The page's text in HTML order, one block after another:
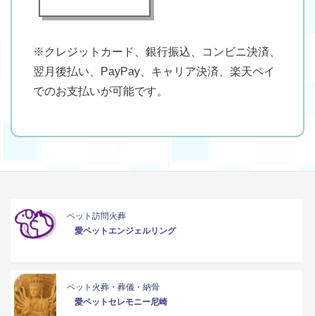
※クレジットカード、銀行振込、コンビニ決済、
翌月後払い、PayPay、キャリア決済、楽天ペイ
でのお支払いが可能です。
ペット訪問火葬
愛ペットエンジェルリング
ペット火葬・葬儀・納骨
愛ペットセレモニー尼崎